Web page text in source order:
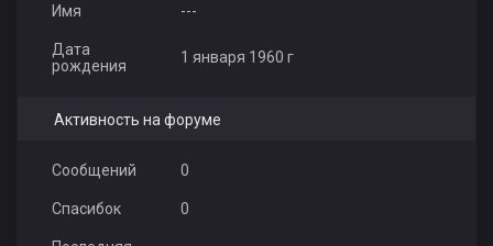
Имя ---
Дата
рождения
1 января 1960 г
Активность на форуме
Сообщений 0
Спасибок 0